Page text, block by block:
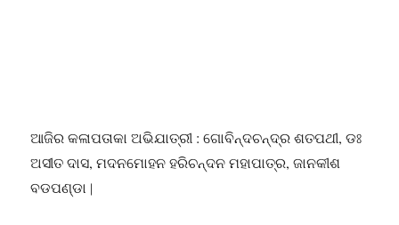
ଆଜିର କଳାପତାକା ଅଭିଯାତ୍ରୀ : ଗୋବିନ୍ଦଚନ୍ଦ୍ର ଶତପଥୀ, ଡଃ
ଅସୀତ ଦାସ, ମଦନମୋହନ ହରିଚନ୍ଦନ ମହାପାତ୍ର, ଜାନକୀଶ
ବଡପଣ୍ଡା ∣